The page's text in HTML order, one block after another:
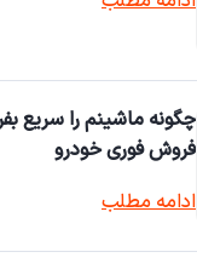
فروش فوری خودرو
ادامه مطلب